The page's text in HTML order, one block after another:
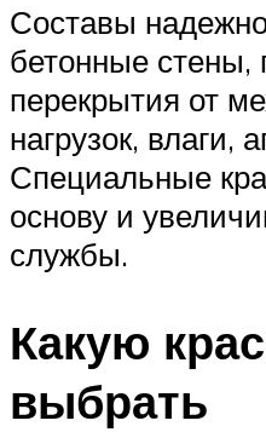
Составы
бетонные стены,
перекрытия от
нагрузок, влаги,
Специальные
основу и
службы.
Какую
выбрать